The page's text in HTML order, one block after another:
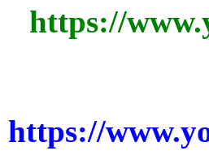
https://
https://